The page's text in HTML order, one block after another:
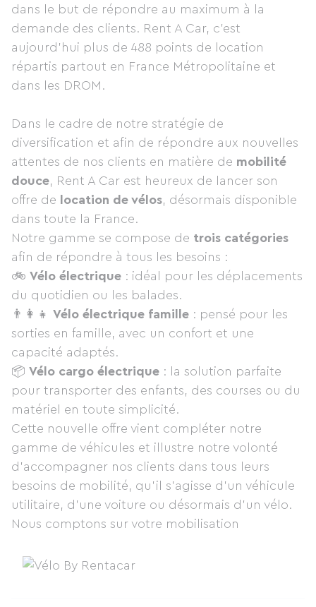
dans le but de répondre au maximum à la
demande des clients. Rent A Car, c’est
aujourd’hui plus de 488 points de location
répartis partout en France Métropolitaine et
dans les DROM.
Dans le cadre de notre stratégie de
diversification et afin de répondre aux nouvelles
attentes de nos clients en matière de mobilité
douce, Rent A Car est heureux de lancer son
offre de
location de vélos, désormais disponible
dans toute la France.
Notre gamme se compose de trois catégories
afin de répondre à tous les besoins :
🚲 Vélo électrique : idéal pour les déplacements
du quotidien ou les balades.
👨‍👩‍👧 Vélo électrique famille : pensé pour les
sorties en famille, avec un confort et une
capacité adaptés.
📦 Vélo cargo électrique : la solution parfaite
pour transporter des enfants, des courses ou du
matériel en toute simplicité.
Cette nouvelle offre vient compléter notre
gamme de véhicules et illustre notre volonté
d'accompagner nos clients dans tous leurs
besoins de mobilité, qu'il s'agisse d'un véhicule
utilitaire, d'une voiture ou désormais d'un vélo.
Nous comptons sur votre mobilisation